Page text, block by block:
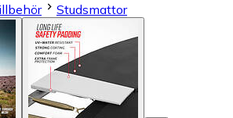
Studsmattor